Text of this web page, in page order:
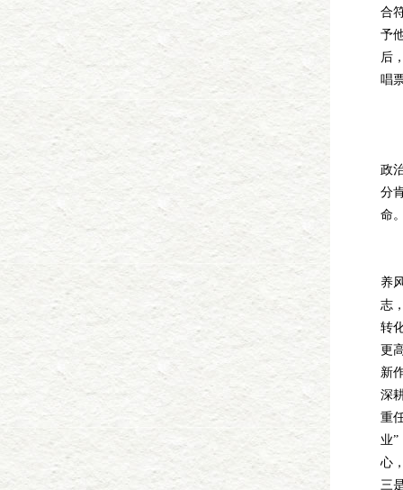
合
予
后
唱
政
分
命
养
志
转
更
新
深
重
业”
心
三